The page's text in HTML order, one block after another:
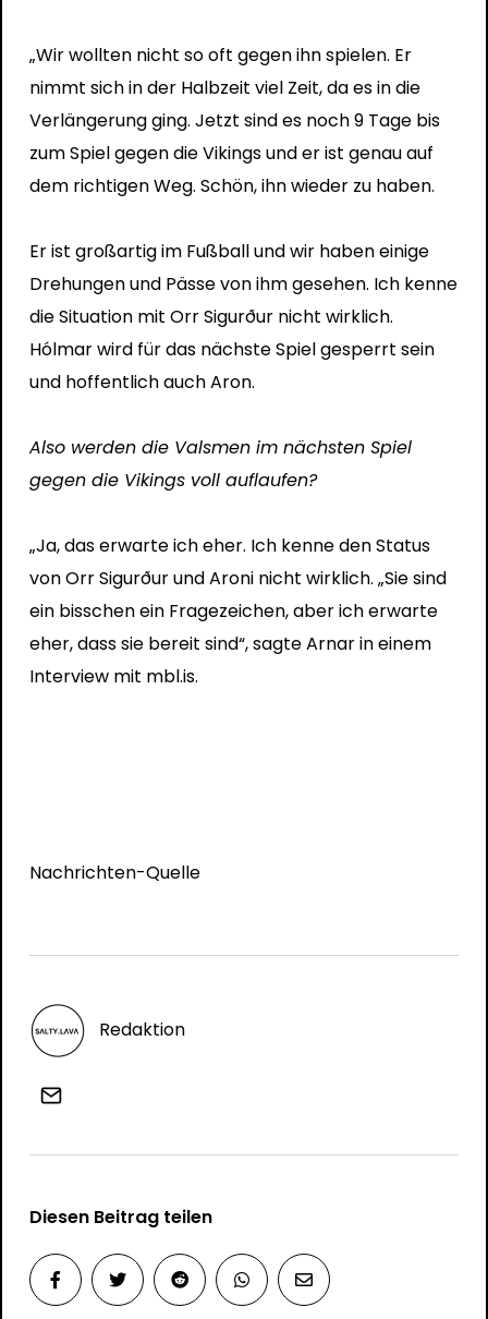
„Wir wollten nicht so oft gegen ihn spielen. Er
nimmt sich in der Halbzeit viel Zeit, da es in die
Verlängerung ging. Jetzt sind es noch 9 Tage bis
zum Spiel gegen die Vikings und er ist genau auf
dem richtigen Weg. Schön, ihn wieder zu haben.
Er ist großartig im Fußball und wir haben einige
Drehungen und Pässe von ihm gesehen. Ich kenne
die Situation mit Orr Sigurður nicht wirklich.
Hólmar wird für das nächste Spiel gesperrt sein
und hoffentlich auch Aron.
Also werden die Valsmen im nächsten Spiel
gegen die Vikings voll auflaufen?
„Ja, das erwarte ich eher. Ich kenne den Status
von Orr Sigurður und Aroni nicht wirklich. „Sie sind
ein bisschen ein Fragezeichen, aber ich erwarte
eher, dass sie bereit sind“, sagte Arnar in einem
Interview mit mbl.is.
Nachrichten-Quelle
Redaktion
Diesen Beitrag teilen